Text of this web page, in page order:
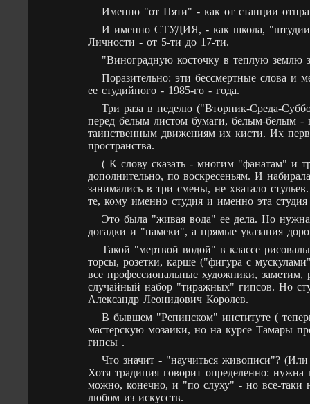
Именно "от Пяти" - как от станции
И именно СТУДИЯ, - как школа, "штудии" -
Личности - от 5-ти до 17-ти.
"Виноградную косточку в теплую землю
Поразительно: эти бессмертные слова и
ее студийного - 1985-го - года.
Три раза в неделю ("Вторник-Среда-
перед белым листом бумаги, белым-белым -
таинственным движениям их кисти. Их
пространства.
( К слову сказать - многим "фанатам" и
дополнительно, по воскресеньям. И
занимались в три смены, не хватало
те, кому именно студия и именно эта
Это была "живая вода" ее дела. Но
догадки и "намеки", а прямые указания
Такой "мертвой водой" в классе
торсы, розетки, карше ("фигура с
все профессиональные художники,
случайный набор "тиражных" гипсов. Но
Александр Леонидович Королев.
В бывшем "Репинском" институте (
мастерскую мозаики, но на курсе Тамары
гипсы .
Что значит - "научиться живописи"?
Хотя традиция говорит определенно: нужна
можно, конечно, и "по слуху" - но все-таки
любом из искусств.